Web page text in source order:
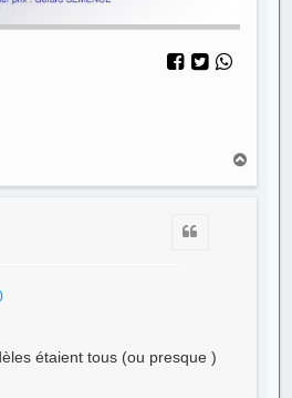
u
étaient tous (ou presque )